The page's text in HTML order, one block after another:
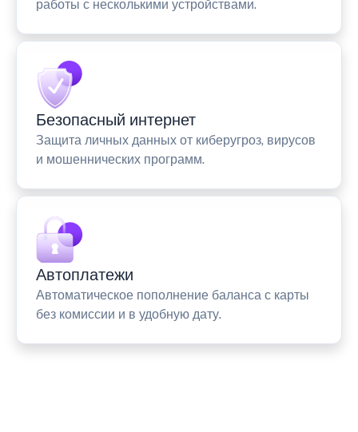
работы с несколькими устройствами.
Безопасный интернет
Защита личных данных от киберугроз, вирусов
и мошеннических программ.
Автоплатежи
Автоматическое пополнение баланса с карты
без комиссии и в удобную дату.